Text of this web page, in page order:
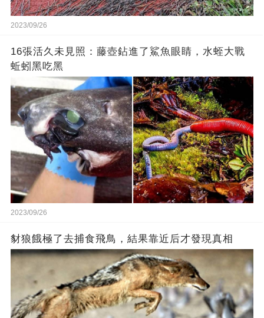
2023/09/26
16張活久未見照：藤壺鉆進了鯊魚眼睛，水蛭大戰
蚯蚓黑吃黑
2023/09/26
豺狼餓極了去捕食飛鳥，結果靠近后才發現真相